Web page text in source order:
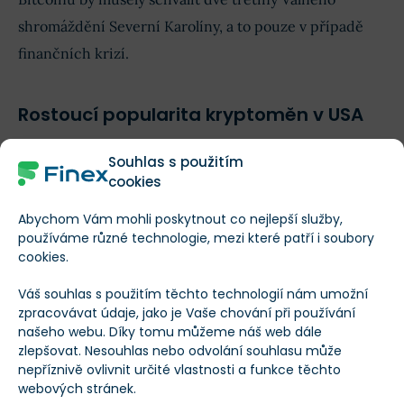
Souhlas s použitím
cookies
Abychom Vám mohli poskytnout co nejlepší služby,
používáme různé technologie, mezi které patří i soubory
cookies.
Váš souhlas s použitím těchto technologií nám umožní
zpracovávat údaje, jako je Vaše chování při používání
našeho webu. Díky tomu můžeme náš web dále
zlepšovat. Nesouhlas nebo odvolání souhlasu může
nepříznivě ovlivnit určité vlastnosti a funkce těchto
webových stránek.
shromáždění Severní Karolíny, a to pouze v případě
finančních krizí.
Rostoucí popularita kryptoměn v USA
Tyto legislativní snahy navazují na rostoucí popularitu
kryptoměn v USA. Podle webové stránky Bitcoin Laws
bylo ve 23 amerických státech představeno 41
návrhů zákonů týkajících se bitcoinové rezervy.
Na celostátní úrovni je zájem o digitální aktiva
evidentní. Začátkem tohoto měsíce podepsal americký
prezident,Donald Trump, exekutivní příkaz k
vytvoření strategické bitcoinové rezervy a zásoby
digitálních aktiv.